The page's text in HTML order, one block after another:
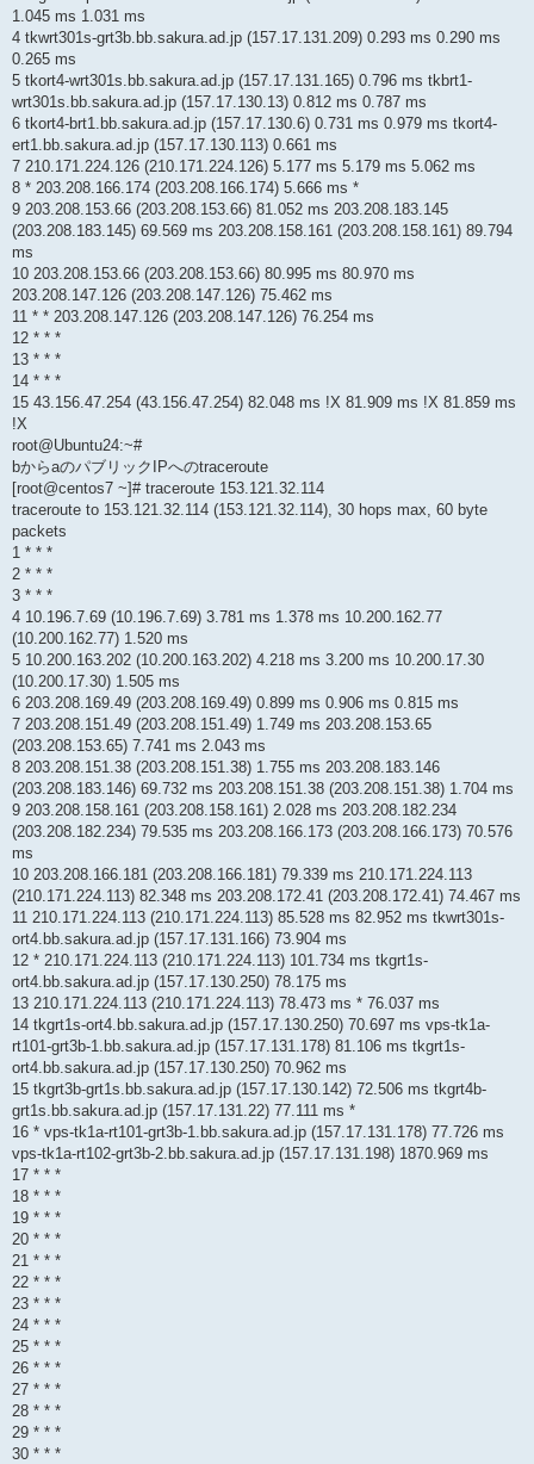
1.045 ms 1.031 ms
4 tkwrt301s-grt3b.bb.sakura.ad.jp (157.17.131.209) 0.293 ms 0.290 ms
0.265 ms
5 tkort4-wrt301s.bb.sakura.ad.jp (157.17.131.165) 0.796 ms tkbrt1-
wrt301s.bb.sakura.ad.jp (157.17.130.13) 0.812 ms 0.787 ms
6 tkort4-brt1.bb.sakura.ad.jp (157.17.130.6) 0.731 ms 0.979 ms tkort4-
ert1.bb.sakura.ad.jp (157.17.130.113) 0.661 ms
7 210.171.224.126 (210.171.224.126) 5.177 ms 5.179 ms 5.062 ms
8 * 203.208.166.174 (203.208.166.174) 5.666 ms *
9 203.208.153.66 (203.208.153.66) 81.052 ms 203.208.183.145
(203.208.183.145) 69.569 ms 203.208.158.161 (203.208.158.161) 89.794
ms
10 203.208.153.66 (203.208.153.66) 80.995 ms 80.970 ms
203.208.147.126 (203.208.147.126) 75.462 ms
11 * * 203.208.147.126 (203.208.147.126) 76.254 ms
12 * * *
13 * * *
14 * * *
15 43.156.47.254 (43.156.47.254) 82.048 ms !X 81.909 ms !X 81.859 ms
!X
root@Ubuntu24:~#
bからaのパブリックIPへのtraceroute
[root@centos7 ~]# traceroute 153.121.32.114
traceroute to 153.121.32.114 (153.121.32.114), 30 hops max, 60 byte
packets
1 * * *
2 * * *
3 * * *
4 10.196.7.69 (10.196.7.69) 3.781 ms 1.378 ms 10.200.162.77
(10.200.162.77) 1.520 ms
5 10.200.163.202 (10.200.163.202) 4.218 ms 3.200 ms 10.200.17.30
(10.200.17.30) 1.505 ms
6 203.208.169.49 (203.208.169.49) 0.899 ms 0.906 ms 0.815 ms
7 203.208.151.49 (203.208.151.49) 1.749 ms 203.208.153.65
(203.208.153.65) 7.741 ms 2.043 ms
8 203.208.151.38 (203.208.151.38) 1.755 ms 203.208.183.146
(203.208.183.146) 69.732 ms 203.208.151.38 (203.208.151.38) 1.704 ms
9 203.208.158.161 (203.208.158.161) 2.028 ms 203.208.182.234
(203.208.182.234) 79.535 ms 203.208.166.173 (203.208.166.173) 70.576
ms
10 203.208.166.181 (203.208.166.181) 79.339 ms 210.171.224.113
(210.171.224.113) 82.348 ms 203.208.172.41 (203.208.172.41) 74.467 ms
11 210.171.224.113 (210.171.224.113) 85.528 ms 82.952 ms tkwrt301s-
ort4.bb.sakura.ad.jp (157.17.131.166) 73.904 ms
12 * 210.171.224.113 (210.171.224.113) 101.734 ms tkgrt1s-
ort4.bb.sakura.ad.jp (157.17.130.250) 78.175 ms
13 210.171.224.113 (210.171.224.113) 78.473 ms * 76.037 ms
14 tkgrt1s-ort4.bb.sakura.ad.jp (157.17.130.250) 70.697 ms vps-tk1a-
rt101-grt3b-1.bb.sakura.ad.jp (157.17.131.178) 81.106 ms tkgrt1s-
ort4.bb.sakura.ad.jp (157.17.130.250) 70.962 ms
15 tkgrt3b-grt1s.bb.sakura.ad.jp (157.17.130.142) 72.506 ms tkgrt4b-
grt1s.bb.sakura.ad.jp (157.17.131.22) 77.111 ms *
16 * vps-tk1a-rt101-grt3b-1.bb.sakura.ad.jp (157.17.131.178) 77.726 ms
vps-tk1a-rt102-grt3b-2.bb.sakura.ad.jp (157.17.131.198) 1870.969 ms
17 * * *
18 * * *
19 * * *
20 * * *
21 * * *
22 * * *
23 * * *
24 * * *
25 * * *
26 * * *
27 * * *
28 * * *
29 * * *
30 * * *